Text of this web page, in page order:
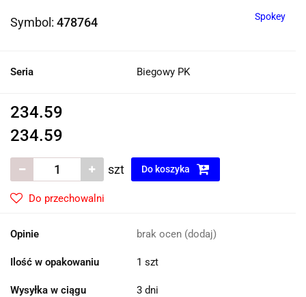
Symbol: 478764 Spokey
Seria Biegowy PK
234.59
234.59
szt Do koszyka
Do przechowalni
Opinie brak ocen (dodaj)
Ilość w opakowaniu 1 szt
Wysyłka w ciągu 3 dni